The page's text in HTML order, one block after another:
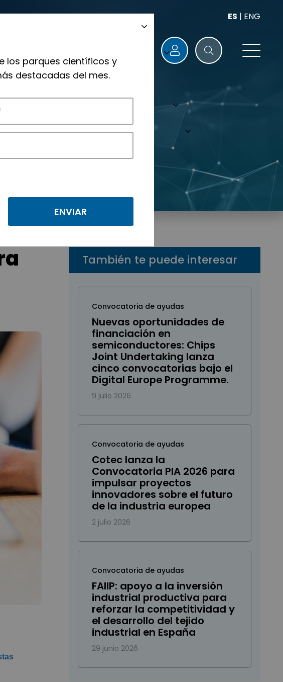
ES | ENG
y tecnológicos.
También te puede interesar
Convocatoria de ayudas
Nuevas oportunidades de
financiación en
semiconductores: Chips
Joint Undertaking lanza
cinco convocatorias bajo el
Digital Europe Programme.
9 julio 2026
Convocatoria de ayudas
Cotec lanza la
Convocatoria PIA 2026 para
impulsar proyectos
innovadores sobre el futuro
de la industria europea
2 julio 2026
Convocatoria de ayudas
FAIIP: apoyo a la inversión
industrial productiva para
reforzar la competitividad y
el desarrollo del tejido
industrial en España
29 junio 2026
los parques científicos y
destacadas del mes.